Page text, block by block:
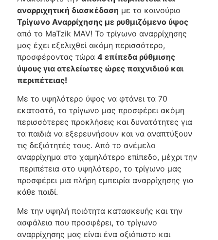
αναρριχητική διασκέδαση με το καινούριο
Τρίγωνο Αναρρίχησης με ρυθμιζόμενο ύψος
από το MaTzik MAV! Το τρίγωνο αναρρίχησης
μας έχει εξελιχθεί ακόμη περισσότερο,
προσφέροντας τώρα 4 επίπεδα ρύθμισης
ύψους για ατελείωτες ώρες παιχνιδιού και
περιπέτειας!
Με το υψηλότερο ύψος να φτάνει τα 70
εκατοστά, το τρίγωνο μας προσφέρει ακόμη
περισσότερες προκλήσεις και δυνατότητες για
τα παιδιά να εξερευνήσουν και να αναπτύξουν
τις δεξιότητές τους. Από το ανέμελο
αναρρίχημα στο χαμηλότερο επίπεδο, μέχρι την
περιπέτεια στο υψηλότερο, το τρίγωνο μας
προσφέρει μια πλήρη εμπειρία αναρρίχησης για
κάθε παιδί.
Με την υψηλή ποιότητα κατασκευής και την
ασφάλεια που προσφέρει, το τρίγωνο
αναρρίχησης μας είναι ένα αξιόπιστο και